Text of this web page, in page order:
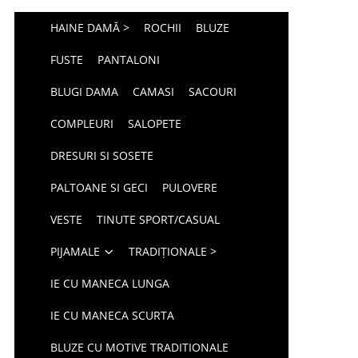
HAINE DAMĂ > ROCHII BLUZE
FUSTE PANTALONI
BLUGI DAMA CAMASI SACOURI
COMPLEURI SALOPETE
DRESURI SI SOSETE
PALTOANE SI GECI PULOVERE
VESTE TINUTE SPORT/CASUAL
PIJAMALE TRADIȚIONALE >
IE CU MANECA LUNGA
IE CU MANECA SCURTA
BLUZE CU MOTIVE TRADITIONALE